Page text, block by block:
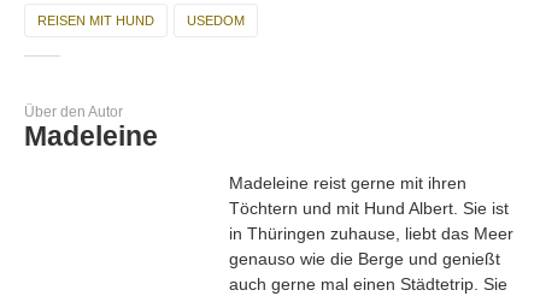
REISEN MIT HUND USEDOM
Über den Autor
Madeleine
Madeleine reist gerne mit ihren
Töchtern und mit Hund Albert. Sie ist
in Thüringen zuhause, liebt das Meer
genauso wie die Berge und genießt
auch gerne mal einen Städtetrip. Sie